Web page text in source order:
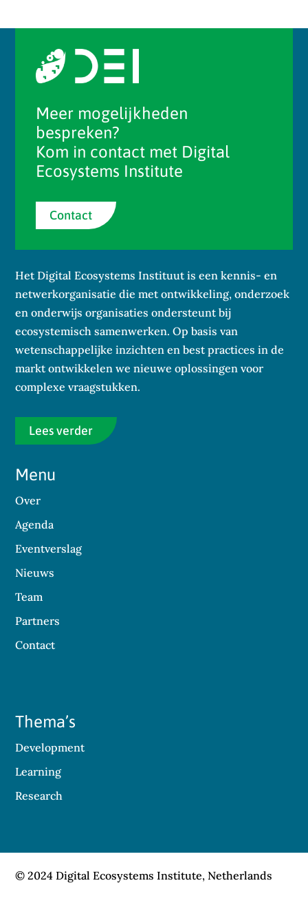
Meer mogelijkheden
bespreken?
Kom in contact met Digital
Ecosystems Institute
Contact
Het Digital Ecosystems Instituut is een kennis- en
netwerkorganisatie die met ontwikkeling, onderzoek
en onderwijs organisaties ondersteunt bij
ecosystemisch samenwerken. Op basis van
wetenschappelijke inzichten en best practices in de
markt ontwikkelen we nieuwe oplossingen voor
complexe vraagstukken.
Lees verder
Menu
Over
Agenda
Eventverslag
Nieuws
Team
Partners
Contact
Thema’s
Development
Learning
Research
© 2024 Digital Ecosystems Institute, Netherlands